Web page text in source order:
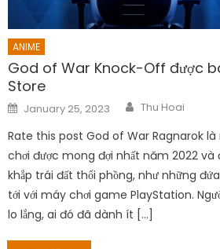
ANIME
God of War Knock-Off được
Store
Posted
on
January 25, 2023 Author
Thu Hoai
Rate this post God of War Ragnarok
chơi được mong đợi nhất năm 2022 và
khắp trái đất thổi phồng, như những
tới với máy chơi game PlayStation.
lo lắng, ai đó đã dành ít […]